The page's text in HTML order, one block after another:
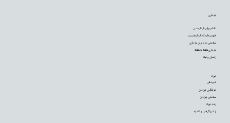
نوزاد
شیردهی
غربالگری نوزادان
سلامتی نوزادان
رشد نوزاد
از شیر گرفتن و تغذیه
بارداری
اقدام برای باردار شدن
فهمیده‌اید که باردار هستید
سلامتی در دوران بارداری
بارداری هفته به هفته
زایمان و تولد